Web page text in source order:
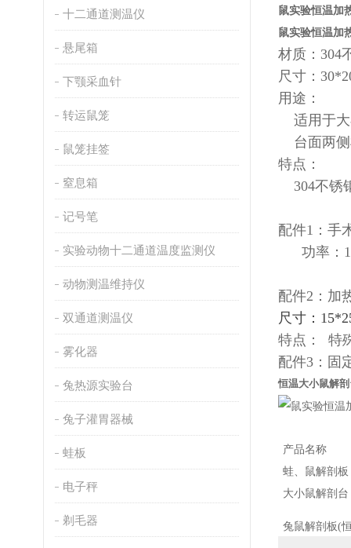
十二通道测温仪
悬尾箱
下颚采血针
转运鼠笼
鼠笼挂签
窒息箱
记号笔
实验动物十二通道温度监测仪
动物测温维持仪
双通道测温仪
雾化器
兔热源实验台
兔子灌胃器械
蛙板
电子秤
剃毛器
鼠实验恒温加
鼠实验恒温加
材质：304
尺寸：
用途：
适用于大
台面两侧
特点：
304不锈
配件1：手
功率：
配件2：加
尺寸：
特点： 特
配件3：固
恒温大小鼠解
产品名称
蛙、鼠解剖板
大小鼠解剖台
兔鼠解剖板(